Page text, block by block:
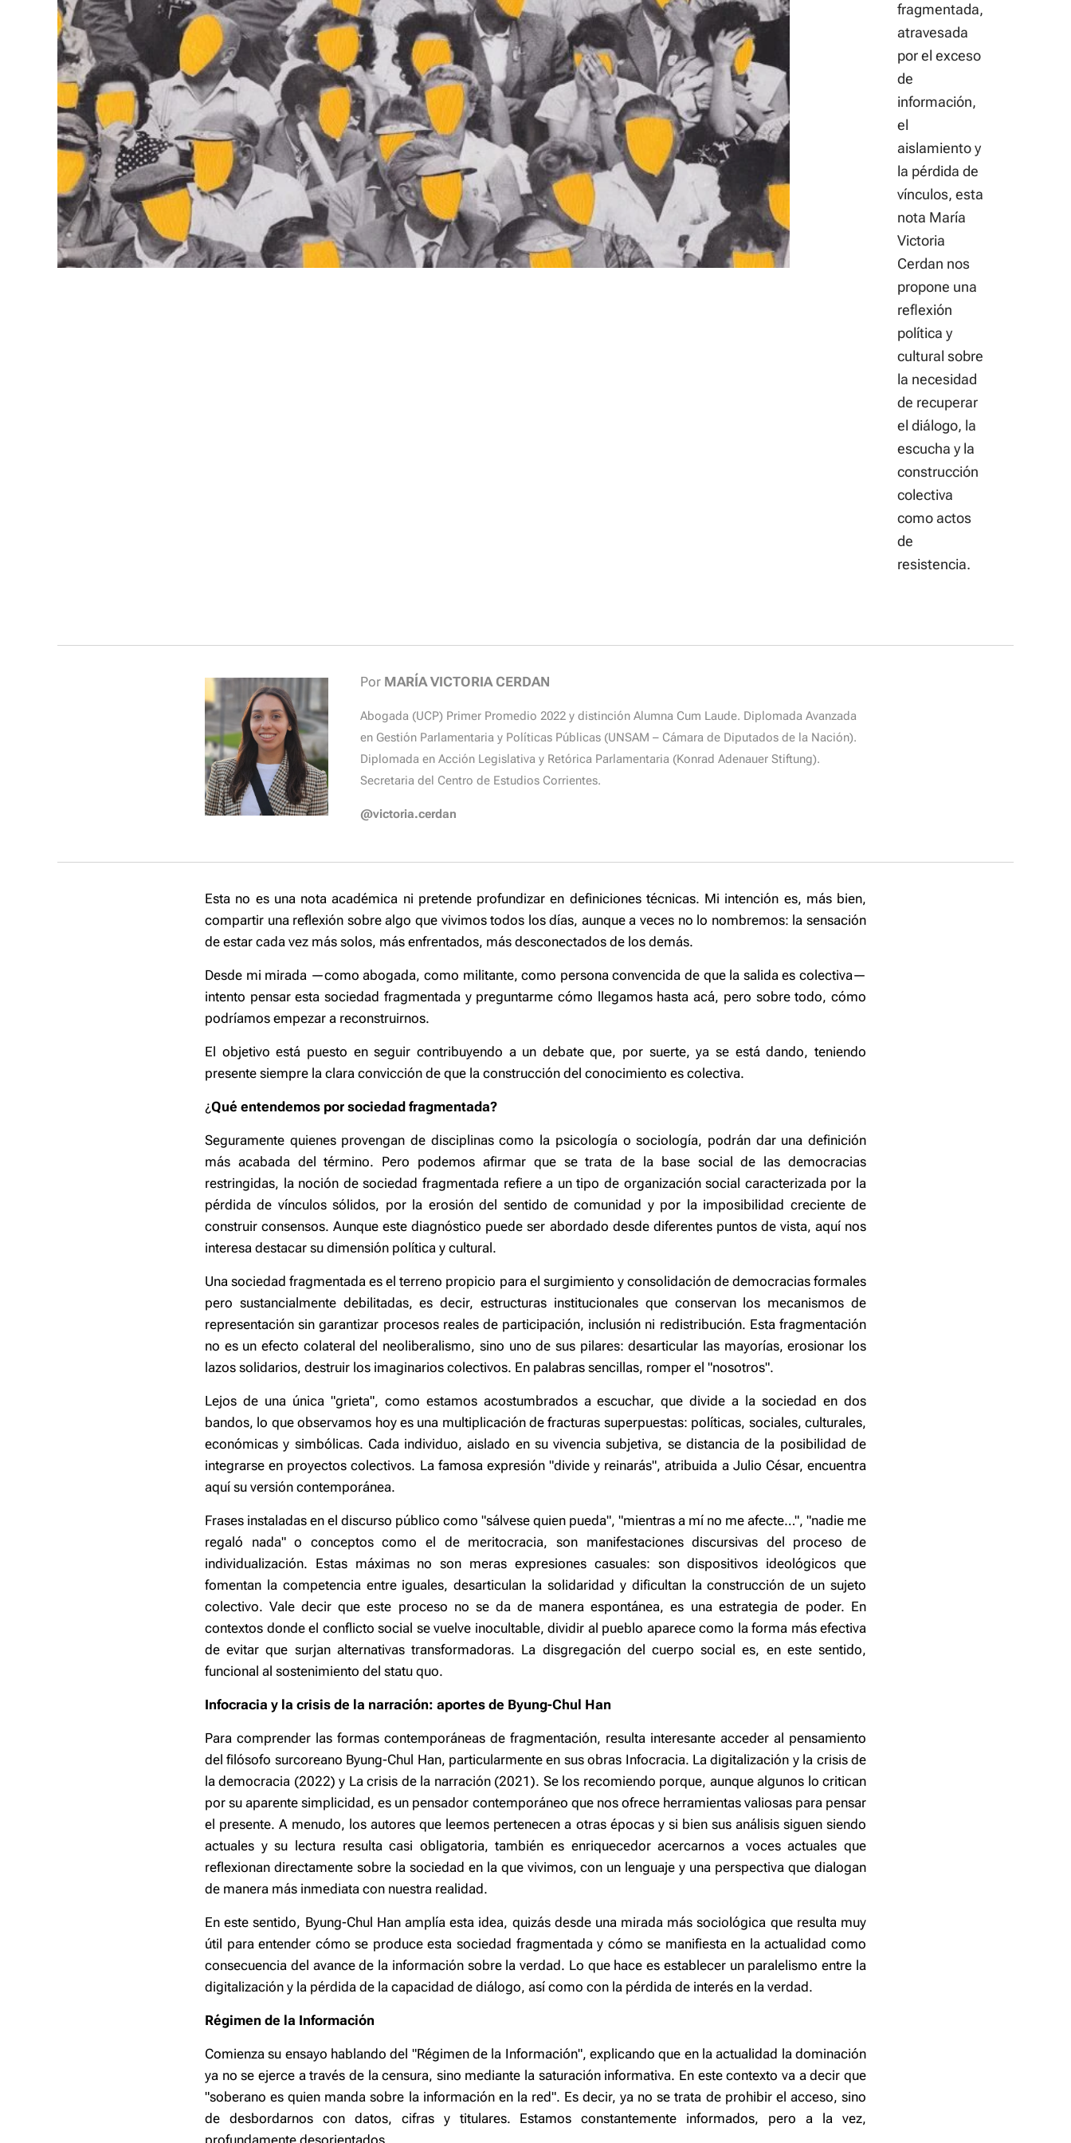
fragmentada,
atravesada
por el exceso
de
información,
el
aislamiento y
la pérdida de
vínculos, esta
nota María
Victoria
Cerdan nos
propone una
reflexión
política y
cultural sobre
la necesidad
de recuperar
el diálogo, la
escucha y la
construcción
colectiva
como actos
de
resistencia.
Por MARÍA VICTORIA CERDAN
Abogada (UCP) Primer Promedio 2022 y distinción Alumna Cum Laude. Diplomada Avanzada
en Gestión Parlamentaria y Políticas Públicas (UNSAM – Cámara de Diputados de la Nación).
Diplomada en Acción Legislativa y Retórica Parlamentaria (Konrad Adenauer Stiftung).
Secretaria del Centro de Estudios Corrientes.
@victoria.cerdan
Esta no es una nota académica ni pretende profundizar en definiciones técnicas. Mi intención es, más bien,
compartir una reflexión sobre algo que vivimos todos los días, aunque a veces no lo nombremos: la sensación
de estar cada vez más solos, más enfrentados, más desconectados de los demás.
Desde mi mirada —como abogada, como militante, como persona convencida de que la salida es colectiva—
intento pensar esta sociedad fragmentada y preguntarme cómo llegamos hasta acá, pero sobre todo, cómo
podríamos empezar a reconstruirnos.
El objetivo está puesto en seguir contribuyendo a un debate que, por suerte, ya se está dando, teniendo
presente siempre la clara convicción de que la construcción del conocimiento es colectiva.
¿Qué entendemos por sociedad fragmentada?
Seguramente quienes provengan de disciplinas como la psicología o sociología, podrán dar una definición
más acabada del término. Pero podemos afirmar que se trata de la base social de las democracias
restringidas, la noción de sociedad fragmentada refiere a un tipo de organización social caracterizada por la
pérdida de vínculos sólidos, por la erosión del sentido de comunidad y por la imposibilidad creciente de
construir consensos. Aunque este diagnóstico puede ser abordado desde diferentes puntos de vista, aquí nos
interesa destacar su dimensión política y cultural.
Una sociedad fragmentada es el terreno propicio para el surgimiento y consolidación de democracias formales
pero sustancialmente debilitadas, es decir, estructuras institucionales que conservan los mecanismos de
representación sin garantizar procesos reales de participación, inclusión ni redistribución. Esta fragmentación
no es un efecto colateral del neoliberalismo, sino uno de sus pilares: desarticular las mayorías, erosionar los
lazos solidarios, destruir los imaginarios colectivos. En palabras sencillas, romper el "nosotros".
Lejos de una única "grieta", como estamos acostumbrados a escuchar, que divide a la sociedad en dos
bandos, lo que observamos hoy es una multiplicación de fracturas superpuestas: políticas, sociales, culturales,
económicas y simbólicas. Cada individuo, aislado en su vivencia subjetiva, se distancia de la posibilidad de
integrarse en proyectos colectivos. La famosa expresión "divide y reinarás", atribuida a Julio César, encuentra
aquí su versión contemporánea.
Frases instaladas en el discurso público como "sálvese quien pueda", "mientras a mí no me afecte…", "nadie me
regaló nada" o conceptos como el de meritocracia, son manifestaciones discursivas del proceso de
individualización. Estas máximas no son meras expresiones casuales: son dispositivos ideológicos que
fomentan la competencia entre iguales, desarticulan la solidaridad y dificultan la construcción de un sujeto
colectivo. Vale decir que este proceso no se da de manera espontánea, es una estrategia de poder. En
contextos donde el conflicto social se vuelve inocultable, dividir al pueblo aparece como la forma más efectiva
de evitar que surjan alternativas transformadoras. La disgregación del cuerpo social es, en este sentido,
funcional al sostenimiento del statu quo.
Infocracia y la crisis de la narración: aportes de Byung-Chul Han
Para comprender las formas contemporáneas de fragmentación, resulta interesante acceder al pensamiento
del filósofo surcoreano Byung-Chul Han, particularmente en sus obras Infocracia. La digitalización y la crisis de
la democracia (2022) y La crisis de la narración (2021). Se los recomiendo porque, aunque algunos lo critican
por su aparente simplicidad, es un pensador contemporáneo que nos ofrece herramientas valiosas para pensar
el presente. A menudo, los autores que leemos pertenecen a otras épocas y si bien sus análisis siguen siendo
actuales y su lectura resulta casi obligatoria, también es enriquecedor acercarnos a voces actuales que
reflexionan directamente sobre la sociedad en la que vivimos, con un lenguaje y una perspectiva que dialogan
de manera más inmediata con nuestra realidad.
En este sentido, Byung-Chul Han amplía esta idea, quizás desde una mirada más sociológica que resulta muy
útil para entender cómo se produce esta sociedad fragmentada y cómo se manifiesta en la actualidad como
consecuencia del avance de la información sobre la verdad. Lo que hace es establecer un paralelismo entre la
digitalización y la pérdida de la capacidad de diálogo, así como con la pérdida de interés en la verdad.
Régimen de la Información
Comienza su ensayo hablando del "Régimen de la Información", explicando que en la actualidad la dominación
ya no se ejerce a través de la censura, sino mediante la saturación informativa. En este contexto va a decir que
"soberano es quien manda sobre la información en la red". Es decir, ya no se trata de prohibir el acceso, sino
de desbordarnos con datos, cifras y titulares. Estamos constantemente informados, pero a la vez,
profundamente desorientados.